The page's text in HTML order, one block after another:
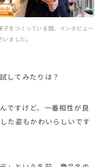
をつくっている間、インタビュー
ました。
してみたりは？
ですけど、一番相性が良
た姿もかわいらしいです